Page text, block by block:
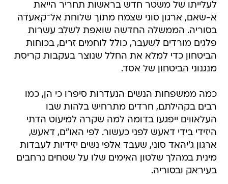
לעלייתו של משטר חדש בראשות תחריר הייאת
א-שאם, ארגון סוני שצמח מתוך שלוחת אל־קאעדה
בסוריה. הממשלה החדשה שואפת לשלב עשרות
פלגים מורדים לשעבר, כולל לוחמים זרים, בכוחות
הביטחון כדי למלא את החלל שנוצר בעקבות קריסת
מנגנוני הביטחון של אסד.
כמה ממשפחות הנשים הנעדרות סיפרו כי הן, כמו
רבים בקהילתם, חרדים מתרחיש בלהות שבו
העלאווים ייפגעו בדומה למה שקרה למיעוט הדתי
היזידי בידי דאעש לפני כעשור. לפי האו"ם, דאעש,
ארגון ג'יהאד סוני, שעבד אלפי נשים יזידיות לעבדות
מינית במהלך שלטון האימים שלו על שטחים נרחבים
בעיראק ובסוריה.